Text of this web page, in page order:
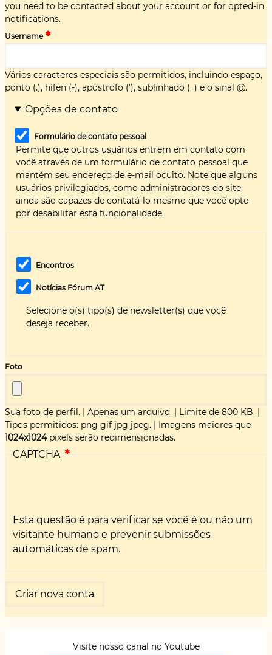
you need to be contacted about your account or for opted-in
notifications.
Username
Vários caracteres especiais são permitidos, incluindo espaço,
ponto (.), hífen (-), apóstrofo ('), sublinhado (_) e o sinal @.
Opções de contato
Formulário de contato pessoal
Permite que outros usuários entrem em contato com
você através de um formulário de contato pessoal que
mantém seu endereço de e-mail oculto. Note que alguns
usuários privilegiados, como administradores do site,
ainda são capazes de contatá-lo mesmo que você opte
por desabilitar esta funcionalidade.
Encontros
Notícias Fórum AT
Selecione o(s) tipo(s) de newsletter(s) que você
deseja receber.
Foto
Sua foto de perfil. | Apenas um arquivo. | Limite de 800 KB. |
Tipos permitidos: png gif jpg jpeg. | Imagens maiores que
1024x1024pixels serão redimensionadas.
CAPTCHA
Esta questão é para verificar se você é ou não um
visitante humano e prevenir submissões
automáticas de spam.
Visite nosso canal no Youtube